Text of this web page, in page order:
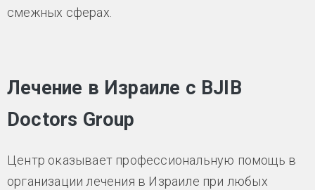
смежных сферах.
Лечение в Израиле с BJIB
Doctors Group
Центр оказывает профессиональную помощь в
организации лечения в Израиле при любых